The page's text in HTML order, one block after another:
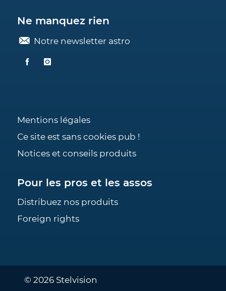
Ne manquez rien
Notre newsletter astro
Mentions légales
Ce site est sans cookies pub !
Notices et conseils produits
Pour les pros et les assos
Distribuez nos produits
Foreign rights
© 2026 Stelvision